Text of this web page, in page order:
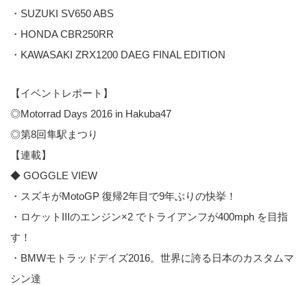
・SUZUKI SV650 ABS
・HONDA CBR250RR
・KAWASAKI ZRX1200 DAEG FINAL EDITION
【イベントレポート】
◎Motorrad Days 2016 in Hakuba47
◎第8回隼駅まつり
【連載】
◆ GOGGLE VIEW
・スズキがMotoGP 復帰2年目で9年ぶりの快挙！
・ロケットIIIのエンジン×2 でトライアンフが400mph を目指
す！
・BMWモトラッドデイズ2016。世界に誇る日本のカスタムマ
シン達